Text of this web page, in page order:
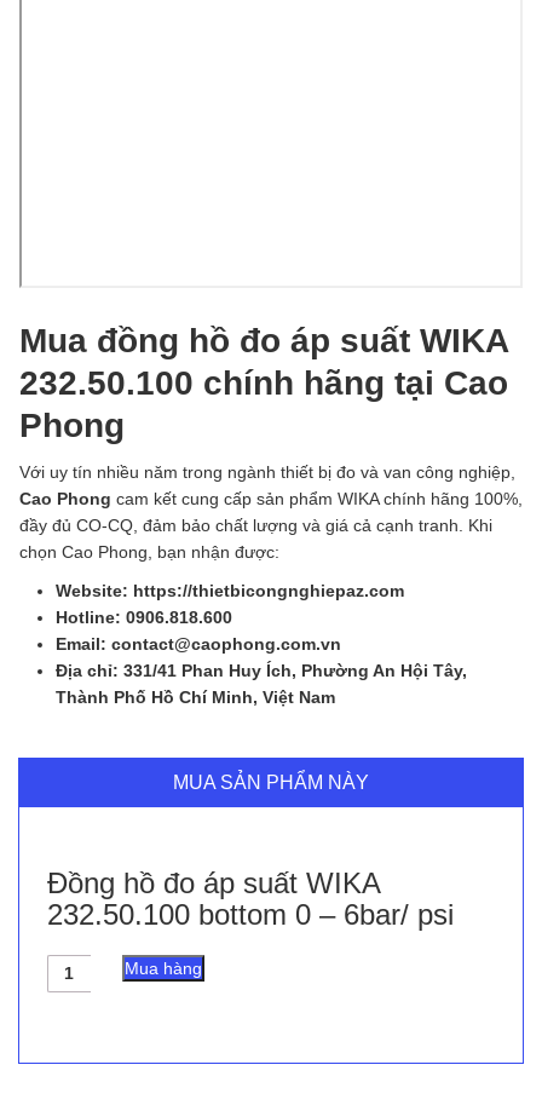
Mua đồng hồ đo áp suất WIKA
232.50.100 chính hãng tại Cao
Phong
Với uy tín nhiều năm trong ngành thiết bị đo và van công nghiệp,
Cao Phong cam kết cung cấp sản phẩm WIKA chính hãng 100%,
đầy đủ CO-CQ, đảm bảo chất lượng và giá cả cạnh tranh. Khi
chọn Cao Phong, bạn nhận được:
Website: https://thietbicongnghiepaz.com
Hotline: 0906.818.600
Email: contact@caophong.com.vn
Địa chỉ: 331/41 Phan Huy Ích, Phường An Hội Tây,
Thành Phố Hồ Chí Minh, Việt Nam
MUA SẢN PHẨM NÀY
Đồng hồ đo áp suất WIKA
232.50.100 bottom 0 – 6bar/ psi
Đồng
Mua hàng